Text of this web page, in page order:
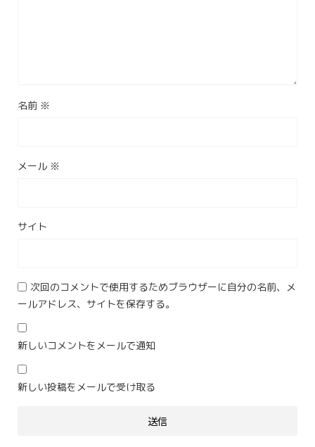
名前 ※
メール ※
サイト
次回のコメントで使用するためブラウザーに自分の名前、メ
ールアドレス、サイトを保存する。
新しいコメントをメールで通知
新しい投稿をメールで受け取る